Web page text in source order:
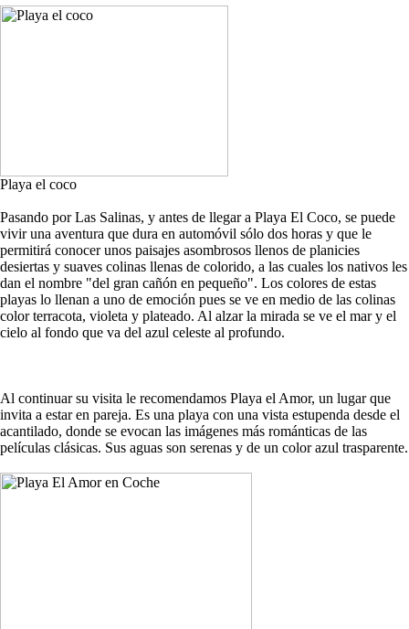
Playa el coco
Pasando por Las Salinas, y antes de llegar a Playa El Coco, se puede
vivir una aventura que dura en automóvil sólo dos horas y que le
permitirá conocer unos paisajes asombrosos llenos de planicies
desiertas y suaves colinas llenas de colorido, a las cuales los nativos les
dan el nombre "del gran cañón en pequeño". Los colores de estas
playas lo llenan a uno de emoción pues se ve en medio de las colinas
color terracota, violeta y plateado. Al alzar la mirada se ve el mar y el
cielo al fondo que va del azul celeste al profundo.
Al continuar su visita le recomendamos Playa el Amor, un lugar que
invita a estar en pareja. Es una playa con una vista estupenda desde el
acantilado, donde se evocan las imágenes más románticas de las
películas clásicas. Sus aguas son serenas y de un color azul trasparente.